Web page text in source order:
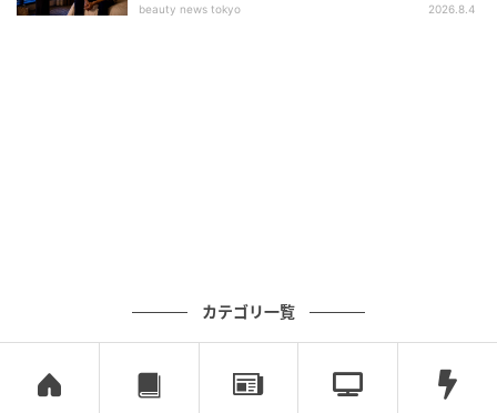
顔”を見抜く力は、自分を守るためにとても大切です。
幸せな恋をつかむためには、あなたの「見る目」を養
うことが重要ですよ！
beauty news tokyo 2026.8.4
カテゴリ一覧